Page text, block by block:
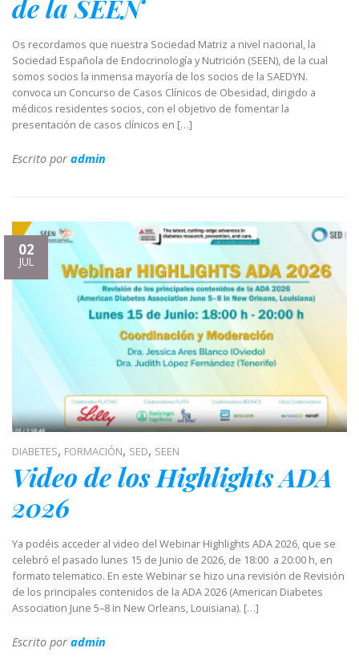
de la SEEN
Os recordamos que nuestra Sociedad Matriz a nivel nacional, la
Sociedad Española de Endocrinología y Nutrición (SEEN), de la cual
somos socios la inmensa mayoría de los socios de la SAEDYN.
convoca un Concurso de Casos Clínicos de Obesidad, dirigido a
médicos residentes socios, con el objetivo de fomentar la
presentación de casos clínicos en […]
Escrito por admin
02
JUL
DIABETES, FORMACIÓN, SED, SEEN
Video de los Highlights ADA
2026
Ya podéis acceder al video del Webinar Highlights ADA 2026, que se
celebró el pasado lunes 15 de Junio de 2026, de 18:00 a 20:00 h, en
formato telematico. En este Webinar se hizo una revisión de Revisión
de los principales contenidos de la ADA 2026 (American Diabetes
Association June 5–8 in New Orleans, Louisiana). […]
Escrito por admin